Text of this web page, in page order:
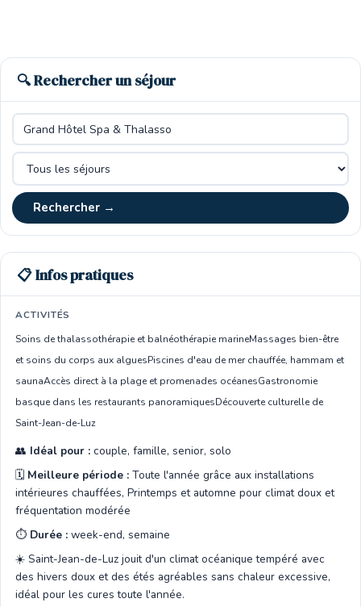
🔍 Rechercher un séjour
Rechercher →
📋 Infos pratiques
ACTIVITÉS
Soins de thalassothérapie et balnéothérapie marineMassages bien-être
et soins du corps aux alguesPiscines d'eau de mer chauffée, hammam et
saunaAccès direct à la plage et promenades océanesGastronomie
basque dans les restaurants panoramiquesDécouverte culturelle de
Saint-Jean-de-Luz
👥 Idéal pour : couple, famille, senior, solo
🗓️ Meilleure période : Toute l'année grâce aux installations
intérieures chauffées, Printemps et automne pour climat doux et
fréquentation modérée
⏱️ Durée : week-end, semaine
☀️ Saint-Jean-de-Luz jouit d'un climat océanique tempéré avec
des hivers doux et des étés agréables sans chaleur excessive,
idéal pour les cures toute l'année.